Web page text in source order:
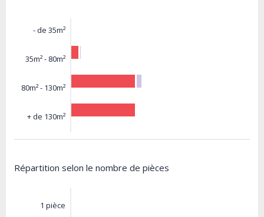
- de 35m²
35m² - 80m²
80m² - 130m²
+ de 130m²
Répartition selon le nombre de pièces
1 pièce